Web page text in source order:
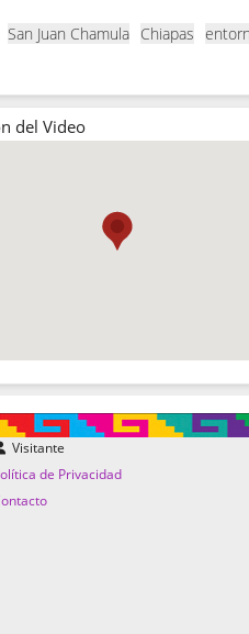
San Juan Chamula Chiapas
del Video
Visitante
de Privacidad